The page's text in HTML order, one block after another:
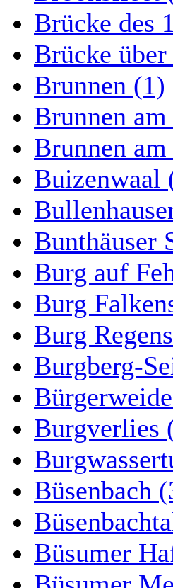
Brücke des
Brücke
Brunnen (1)
Brunnen
Brunnen
Buizenwaal
Bunthäuser
Burg auf
Burg
Burg
Burgberg-
Burgverlies
Büsenbach
Büsumer